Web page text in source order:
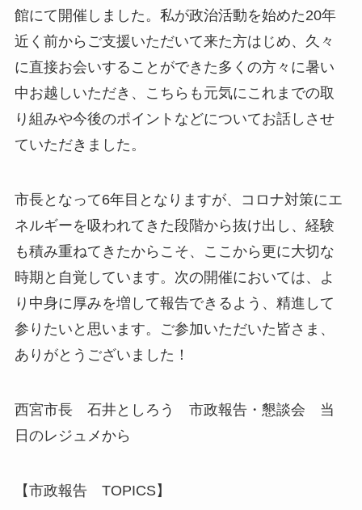
館にて開催しました。私が政治活動を始めた20年
近く前からご支援いただいて来た方はじめ、久々
に直接お会いすることができた多くの方々に暑い
中お越しいただき、こちらも元気にこれまでの取
り組みや今後のポイントなどについてお話しさせ
ていただきました。
市長となって6年目となりますが、コロナ対策にエ
ネルギーを吸われてきた段階から抜け出し、経験
も積み重ねてきたからこそ、ここから更に大切な
時期と自覚しています。次の開催においては、よ
り中身に厚みを増して報告できるよう、精進して
参りたいと思います。ご参加いただいた皆さま、
ありがとうございました！
西宮市長 石井としろう 市政報告・懇談会 当
日のレジュメから
【市政報告 TOPICS】